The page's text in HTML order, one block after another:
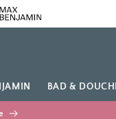
BAD &